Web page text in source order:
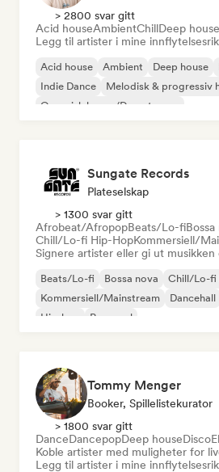
> 2800 svar gitt
Acid houseAmbientChillDeep house
Legg til artister i mine
Acid house Ambient Deep house
Indie Dance
Melodisk & progressiv
Organisk house/Downtempo
Sungate Records
Plateselskap
> 1300 svar gitt
Afrobeat/AfropopBeats/Lo-fiBossa
Chill/Lo-fi Hip-HopKommersiell/
Signere artister eller gi ut musikken
Beats/Lo-fi Bossa nova
Chill/Lo-fi
Kommersiell/Mainstream
Dancehall
Hip-hop
Pop-soul
Tommy Menger
Booker, Spillelistekurator
> 1800 svar gitt
DanceDancepopDeep houseDisco
Koble artister med muligheter for
Legg til artister i mine